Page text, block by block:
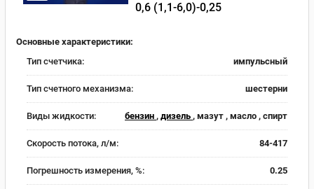
0,6 (1,1-6,0)-0,25
Основные характеристики:
Тип счетчика:
импульсный
Тип счетного механизма: шестерни
Виды жидкости: бензин , дизель , мазут , масло , спирт
Скорость потока, л/м: 84-417
Погрешность измерения, %: 0.25